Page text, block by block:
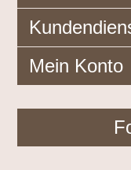
Mein Konto